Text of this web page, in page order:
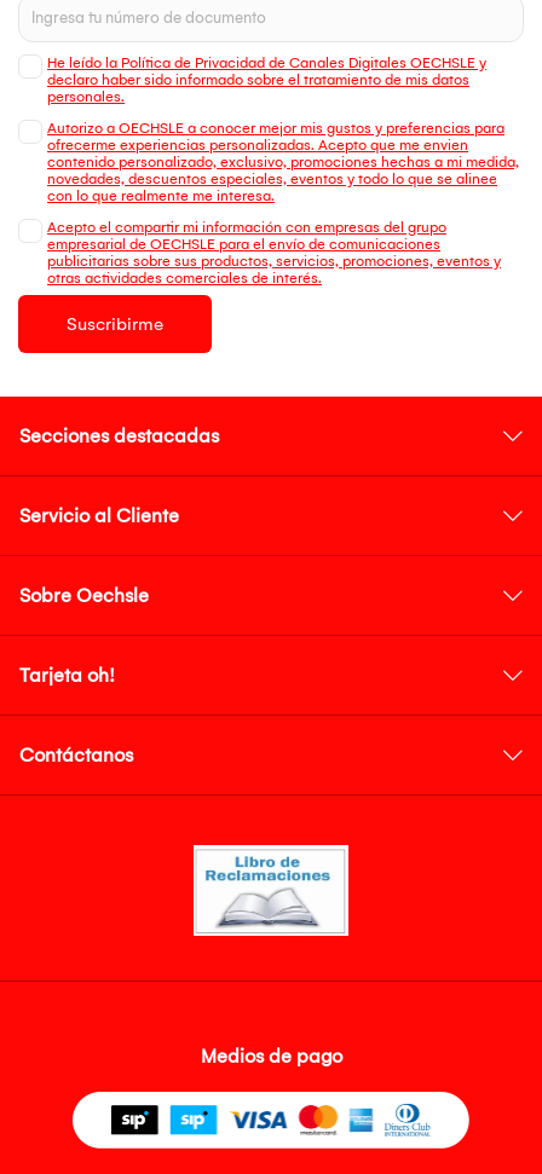
He leído la Política de Privacidad de Canales Digitales OECHSLE y
declaro haber sido informado sobre el tratamiento de mis datos
personales.
Autorizo a OECHSLE a conocer mejor mis gustos y preferencias para
ofrecerme experiencias personalizadas. Acepto que me envien
contenido personalizado, exclusivo, promociones hechas a mi medida,
novedades, descuentos especiales, eventos y todo lo que se alinee
con lo que realmente me interesa.
Acepto el compartir mi información con empresas del grupo
empresarial de OECHSLE para el envío de comunicaciones
publicitarias sobre sus productos, servicios, promociones, eventos y
otras actividades comerciales de interés.
Suscribirme
Secciones destacadas
Servicio al Cliente
Sobre Oechsle
Tarjeta oh!
Contáctanos
Medios de pago